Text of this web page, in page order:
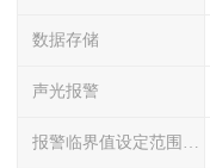
数据存储
声光报警